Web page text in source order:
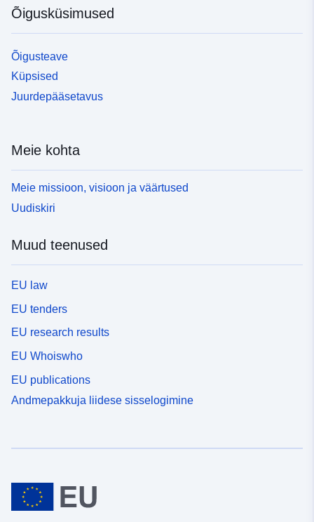
Õigusküsimused
Õigusteave
Küpsised
Juurdepääsetavus
Meie kohta
Meie missioon, visioon ja väärtused
Uudiskiri
Muud teenused
EU law
EU tenders
EU research results
EU Whoiswho
EU publications
Andmepakkuja liidese sisselogimine